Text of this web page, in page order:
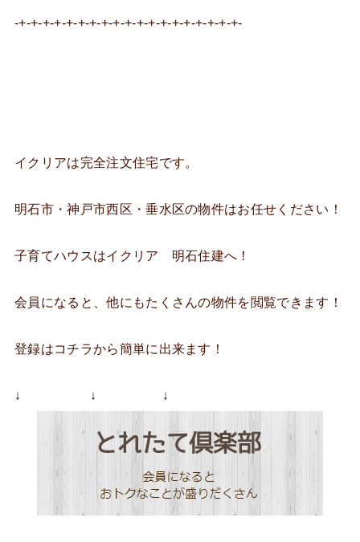
-+-+-+-+-+-+-+-+-+-+-+-+-+-+-+-+-+-+-+-
イクリアは完全注文住宅です。
明石市・神戸市西区・垂水区の物件はお任せください！
子育てハウスはイクリア 明石住建へ！
会員になると、他にもたくさんの物件を閲覧できます！
登録はコチラから簡単に出来ます！
↓ ↓ ↓